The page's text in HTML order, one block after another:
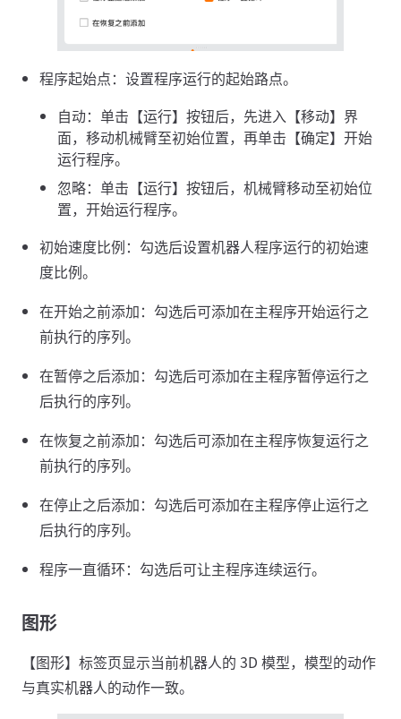
程序起始点：设置程序运行的起始路点。
自动：单击【运行】按钮后，先进入【移动】界
面，移动机械臂至初始位置，再单击【确定】开始
运行程序。
忽略：单击【运行】按钮后，机械臂移动至初始位
置，开始运行程序。
初始速度比例：勾选后设置机器人程序运行的初始速
度比例。
在开始之前添加：勾选后可添加在主程序开始运行之
前执行的序列。
在暂停之后添加：勾选后可添加在主程序暂停运行之
后执行的序列。
在恢复之前添加：勾选后可添加在主程序恢复运行之
前执行的序列。
在停止之后添加：勾选后可添加在主程序停止运行之
后执行的序列。
程序一直循环：勾选后可让主程序连续运行。
图形
【图形】标签页显示当前机器人的 3D 模型，模型的动作
与真实机器人的动作一致。